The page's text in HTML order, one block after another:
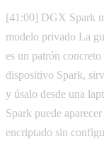
[41:00] DGX Spark
modelo privado La
es un patrón
dispositivo Spark,
y úsalo desde una
Spark puede
encriptado sin